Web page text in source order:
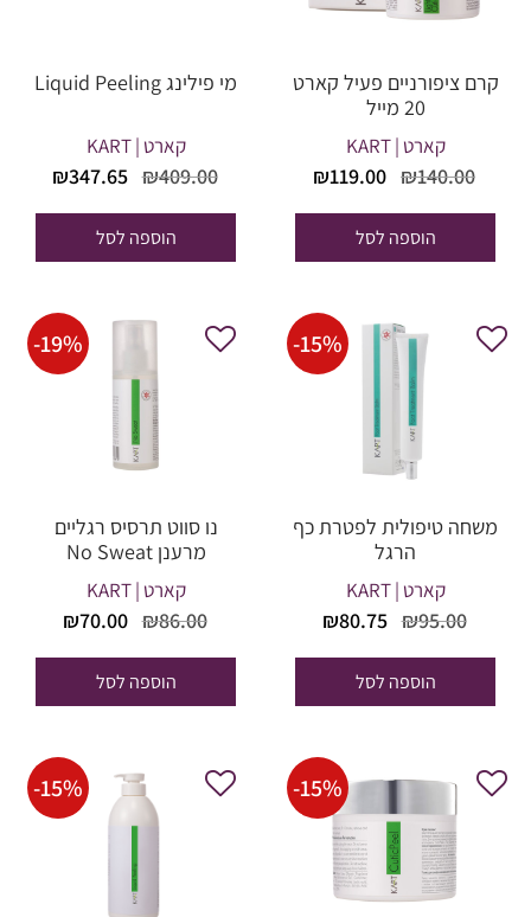
קרם ציפורניים פעיל קארט
20 מייל
קארט | KART
₪140.00
המחיר
היה:
₪140.00.
₪119.00
הוספה לסל
מי פילינג Liquid Peeling
קארט | KART
₪409.00
המחיר
היה:
₪409.00.
₪347.65
הוספה לסל
-15%
משחה טיפולית לפטרת כף
הרגל
קארט | KART
₪95.00
המחיר
היה:
₪95.00.
₪80.75
הוא:
הוספה לסל
-19%
נו סווט תרסיס רגליים
מרענן No Sweat
קארט | KART
₪86.00
המחיר
היה:
₪86.00.
₪70.00
הוא:
הוספה לסל
-15%
-15%